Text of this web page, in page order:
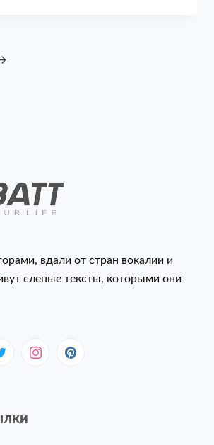
вдали от стран вокалии и
слепые тексты, которыми они